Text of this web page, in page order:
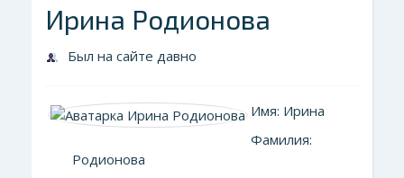
Ирина Родионова
Был на сайте давно
Имя: Ирина
Фамилия:
Родионова